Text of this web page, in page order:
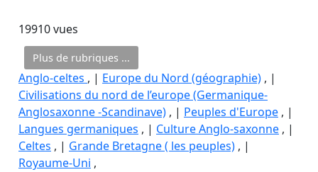
19910 vues
Plus de rubriques ...
Anglo-celtes , | Europe du Nord (géographie) , |
Civilisations du nord de l’europe (Germanique-
Anglosaxonne -Scandinave) , | Peuples d'Europe , |
Langues germaniques , | Culture Anglo-saxonne , |
Celtes , | Grande Bretagne ( les peuples) , |
Royaume-Uni ,